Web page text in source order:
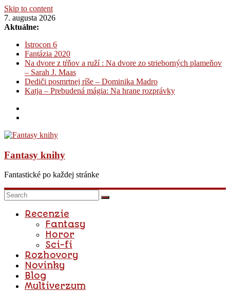
Skip to content
7. augusta 2026
Aktuálne:
Istrocon 6
Fantázia 2020
Na dvore z tŕňov a ruží : Na dvore zo strieborných plameňov
– Sarah J. Maas
Dediči posmrtnej ríše – Dominika Madro
Katja – Prebudená mágia: Na hrane rozprávky
Fantasy knihy
Fantastické po každej stránke
Recenzie
Fantasy
Horor
Sci-fi
Rozhovory
Novinky
Blog
Multiverzum